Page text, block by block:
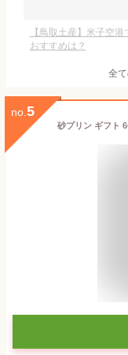
【鳥取土産】米子空
おすすめは？
全
no. 5